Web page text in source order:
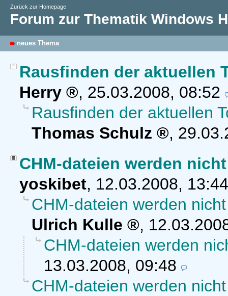
Zurück zur Homepage
Forum zur Thematik Windows
neues Thema
Rausfinden der aktuellen
Herry
, 25.03.2008, 08:52
Rausfinden der aktuellen
Thomas Schulz
,
CHM-dateien werden
yoskibet, 12.03.2008,
CHM-dateien werden
Ulrich Kulle
,
CHM-dateien werden
13.03.2008, 09:48
CHM-dateien werden